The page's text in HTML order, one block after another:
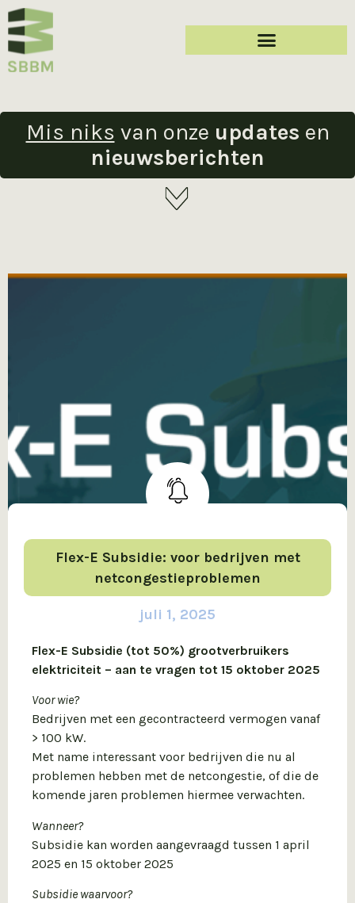
Mis niks van onze updates en
nieuwsberichten
Flex-E Subsidie: voor bedrijven met
netcongestieproblemen
juli 1, 2025
Flex-E Subsidie (tot 50%) grootverbruikers
elektriciteit – aan te vragen tot 15 oktober 2025
Voor wie?
Bedrijven met een gecontracteerd vermogen vanaf
> 100 kW.
Met name interessant voor bedrijven die nu al
problemen hebben met de netcongestie, of die de
komende jaren problemen hiermee verwachten.
Wanneer?
Subsidie kan worden aangevraagd tussen 1 april
2025 en 15 oktober 2025
Subsidie waarvoor?